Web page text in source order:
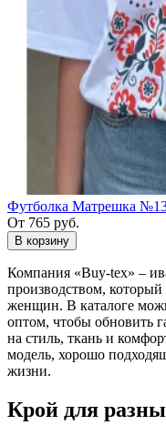
Футболка Матрешка
От 765 руб.
В корзину
Компания «Buy-tex» –
производством, который
женщин. В каталоге
оптом, чтобы обновить
на стиль, ткань и
модель, хорошо
жизни.
Крой для